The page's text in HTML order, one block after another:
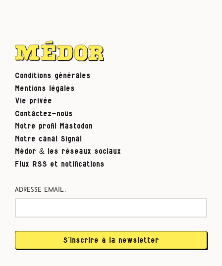
Conditions générales
Mentions légales
Vie privée
Contactez-nous
Notre profil Mastodon
Notre canal Signal
Médor & les réseaux sociaux
Flux RSS et notifications
Adresse email :
S’inscrire à la newsletter